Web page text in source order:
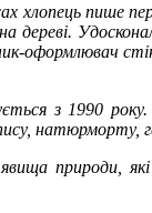
хлопець пише
дереві.
оформлювач
з 1990
натюрморту,
природи, які